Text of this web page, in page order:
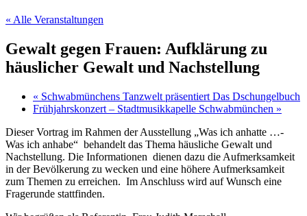
« Alle Veranstaltungen
Gewalt gegen Frauen: Aufklärung zu
häuslicher Gewalt und Nachstellung
« Schwabmünchens Tanzwelt präsentiert Das Dschungelbuch
Frühjahrskonzert – Stadtmusikkapelle Schwabmünchen »
Dieser Vortrag im Rahmen der Ausstellung „Was ich anhatte …-
Was ich anhabe“ behandelt das Thema häusliche Gewalt und
Nachstellung. Die Informationen dienen dazu die Aufmerksamkeit
in der Bevölkerung zu wecken und eine höhere Aufmerksamkeit
zum Themen zu erreichen. Im Anschluss wird auf Wunsch eine
Fragerunde stattfinden.